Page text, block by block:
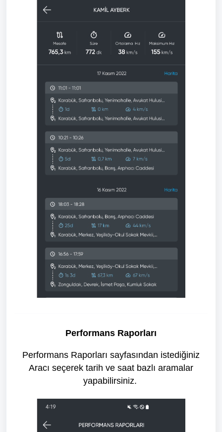
Performans Raporları
Performans Raporları sayfasından istediğiniz
Aracı seçerek tarih ve saat bazlı aramalar
yapabilirsiniz.